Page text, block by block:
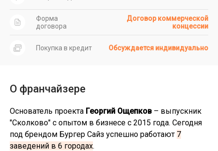
Форма
договора
Договор коммерческой
концессии
Покупка в кредит Обсуждается индивидуально
О франчайзере
Основатель проекта Георгий Ощепков – выпускник
"Сколково" с опытом в бизнесе с 2015 года. Сегодня
под брендом Бургер Сайз успешно работают 7
заведений в 6 городах.